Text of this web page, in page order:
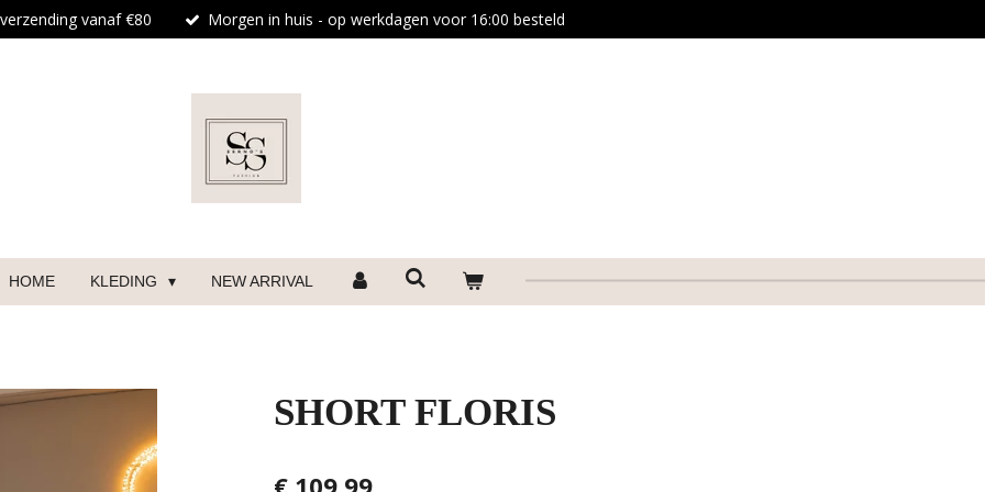
vanaf €80 Morgen in huis - op werkdagen voor 16:00 besteld
HOME KLEDING NEW ARRIVAL
SHORT FLORIS